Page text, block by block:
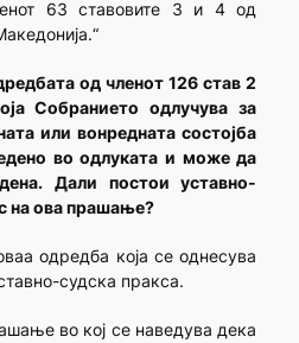
63 ставовите 3 и 4 од
од членот 126 став 2
Собранието одлучува за
или вонредната состојба
во одлуката и може да
Дали постои уставно-
на ова прашање?
одредба која се однесува
судска пракса.
во кој се наведува дека